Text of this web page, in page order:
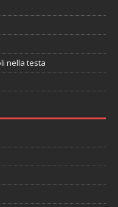
nella testa